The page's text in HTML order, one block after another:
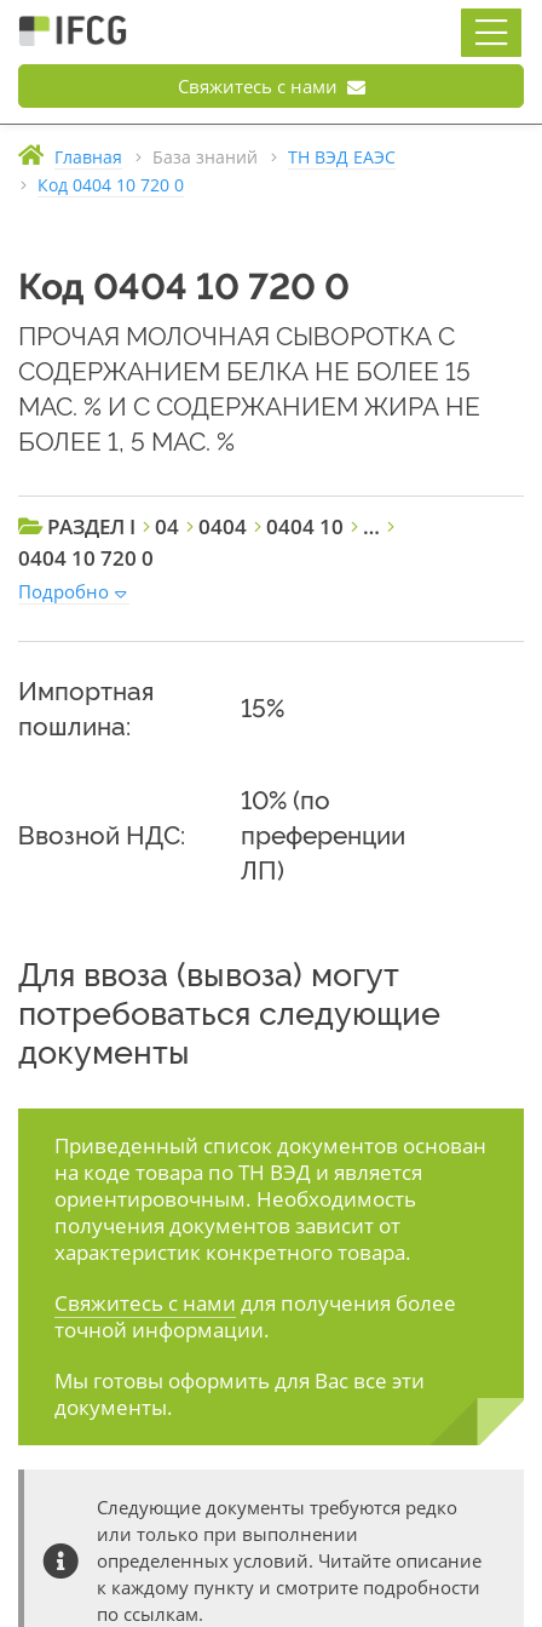
Свяжитесь с нами
Главная База знаний
ТН ВЭД ЕАЭС
Код 0404 10 720 0
Код 0404 10 720 0
ПРОЧАЯ МОЛОЧНАЯ СЫВОРОТКА С
СОДЕРЖАНИЕМ БЕЛКА НЕ БОЛЕЕ 15
МАС. % И С СОДЕРЖАНИЕМ ЖИРА НЕ
БОЛЕЕ 1, 5 МАС. %
РАЗДЕЛ I 04 0404 0404 10
…
0404 10 720 0
Подробно
Импортная
пошлина:
15%
Ввозной НДС:
10% (по
преференции
ЛП)
Для ввоза (вывоза) могут
потребоваться следующие
документы
Приведенный список документов основан
на коде товара по ТН ВЭД и является
ориентировочным. Необходимость
получения документов зависит от
характеристик конкретного товара.
Свяжитесь с нами для получения более
точной информации.
Мы готовы оформить для Вас все эти
документы.
Следующие документы требуются редко
или только при выполнении
определенных условий. Читайте описание
к каждому пункту и смотрите подробности
по ссылкам.